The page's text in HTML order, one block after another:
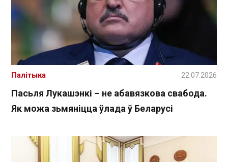
Пасьля Лукашэнкі – не абавязкова свабода.
Як можа зьмяніцца ўлада ў Беларусі
Палітыка 22.07.2026